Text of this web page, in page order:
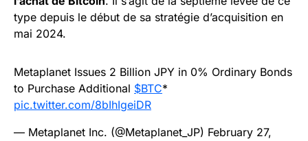
type depuis le début de sa stratégie d’acquisition en
mai 2024.
Metaplanet Issues 2 Billion JPY in 0% Ordinary Bonds
to Purchase Additional $BTC*
pic.twitter.com/8bIhIgeiDR
— Metaplanet Inc. (@Metaplanet_JP) February 27,